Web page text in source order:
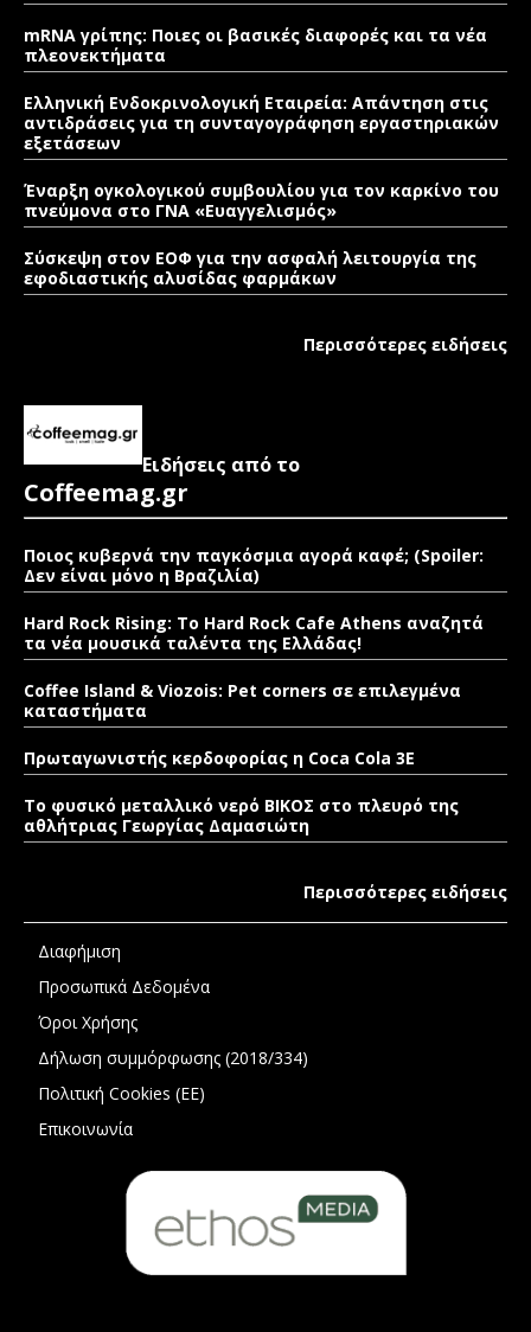
mRNA γρίπης: Ποιες οι βασικές διαφορές και τα νέα
πλεονεκτήματα
Ελληνική Ενδοκρινολογική Εταιρεία: Απάντηση στις
αντιδράσεις για τη συνταγογράφηση εργαστηριακών
εξετάσεων
Έναρξη ογκολογικού συμβουλίου για τον καρκίνο του
πνεύμονα στο ΓΝΑ «Ευαγγελισμός»
Σύσκεψη στον ΕΟΦ για την ασφαλή λειτουργία της
εφοδιαστικής αλυσίδας φαρμάκων
Περισσότερες ειδήσεις
Ειδήσεις από το
Coffeemag.gr
Ποιος κυβερνά την παγκόσμια αγορά καφέ; (Spoiler:
Δεν είναι μόνο η Βραζιλία)
Hard Rock Rising: Το Hard Rock Cafe Athens αναζητά
τα νέα μουσικά ταλέντα της Ελλάδας!
Coffee Island & Viozois: Pet corners σε επιλεγμένα
καταστήματα
Πρωταγωνιστής κερδοφορίας η Coca Cola 3E
Το φυσικό μεταλλικό νερό ΒΙΚΟΣ στο πλευρό της
αθλήτριας Γεωργίας Δαμασιώτη
Περισσότερες ειδήσεις
Διαφήμιση
Προσωπικά Δεδομένα
Όροι Χρήσης
Δήλωση συμμόρφωσης (2018/334)
Πολιτική Cookies (ΕΕ)
Επικοινωνία